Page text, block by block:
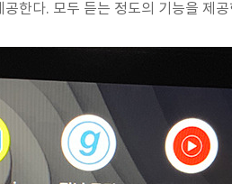
한다. 모두 듣는 정도의 기능을 제공